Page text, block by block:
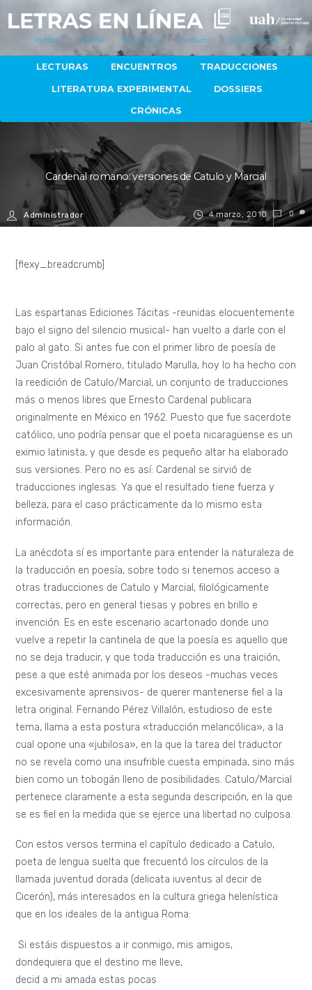
Portada Autores Artículos Contacto Quiénes Somos
LECTURAS ENCUENTROS TRADUCCIONES
LITERATURA EXPERIMENTAL DOSSIERS
CRÓNICAS
4 marzo, 2010
Cardenal romano: versiones de Catulo y Marcial
Administrador 0
[flexy_breadcrumb]
Las espartanas Ediciones Tácitas -reunidas elocuentemente
bajo el signo del silencio musical- han vuelto a darle con el
palo al gato. Si antes fue con el primer libro de poesía de
Juan Cristóbal Romero, titulado Marulla, hoy lo ha hecho con
la reedición de Catulo/Marcial, un conjunto de traducciones
más o menos libres que Ernesto Cardenal publicara
originalmente en México en 1962. Puesto que fue sacerdote
católico, uno podría pensar que el poeta nicaragüense es un
eximio latinista, y que desde es pequeño altar ha elaborado
sus versiones. Pero no es así: Cardenal se sirvió de
traducciones inglesas. Ya que el resultado tiene fuerza y
belleza, para el caso prácticamente da lo mismo esta
información.
La anécdota sí es importante para entender la naturaleza de
la traducción en poesía, sobre todo si tenemos acceso a
otras traducciones de Catulo y Marcial, filológicamente
correctas, pero en general tiesas y pobres en brillo e
invención. Es en este escenario acartonado donde uno
vuelve a repetir la cantinela de que la poesía es aquello que
no se deja traducir, y que toda traducción es una traición,
pese a que esté animada por los deseos -muchas veces
excesivamente aprensivos- de querer mantenerse fiel a la
letra original. Fernando Pérez Villalón, estudioso de este
tema, llama a esta postura «traducción melancólica», a la
cual opone una «jubilosa», en la que la tarea del traductor
no se revela como una insufrible cuesta empinada, sino más
bien como un tobogán lleno de posibilidades. Catulo/Marcial
pertenece claramente a esta segunda descripción, en la que
se es fiel en la medida que se ejerce una libertad no culposa.
Con estos versos termina el capítulo dedicado a Catulo,
poeta de lengua suelta que frecuentó los círculos de la
llamada juventud dorada (delicata iuventus al decir de
Cicerón), más interesados en la cultura griega helenística
que en los ideales de la antigua Roma:
Si estáis dispuestos a ir conmigo, mis amigos,
dondequiera que el destino me lleve,
decid a mi amada estas pocas